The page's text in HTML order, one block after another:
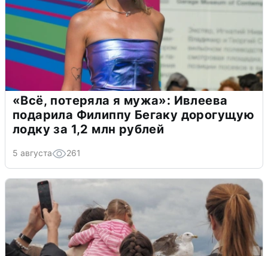
«Всё, потеряла я мужа»: Ивлеева
подарила Филиппу Бегаку дорогущую
лодку за 1,2 млн рублей
5 августа 261